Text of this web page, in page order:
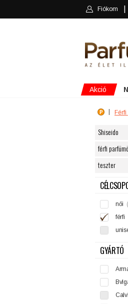
Fiókom
Akció
Shiseido
férfi
teszter
SZŰRÉS
női
férfi
GYÁRTÓ